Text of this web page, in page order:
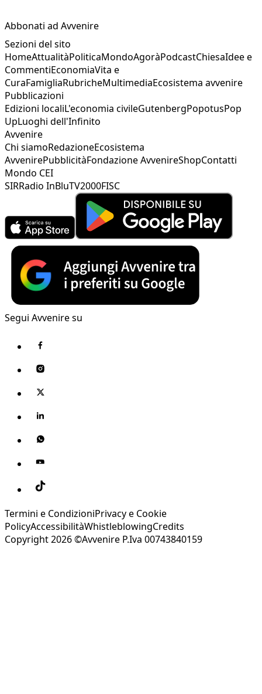
Abbonati ad Avvenire
Sezioni del sito
HomeAttualitàPoliticaMondoAgoràPodcastChiesaIdee e
CommentiEconomiaVita e
CuraFamigliaRubricheMultimediaEcosistema avvenire
Pubblicazioni
Edizioni localiL'economia civileGutenbergPopotusPop
UpLuoghi dell'Infinito
Avvenire
Chi siamoRedazioneEcosistema
AvvenirePubblicitàFondazione AvvenireShopContatti
Mondo CEI
SIRRadio InBluTV2000FISC
Segui Avvenire su
Termini e CondizioniPrivacy e Cookie
PolicyAccessibilitàWhistleblowingCredits
Copyright 2026 ©Avvenire P.Iva 00743840159